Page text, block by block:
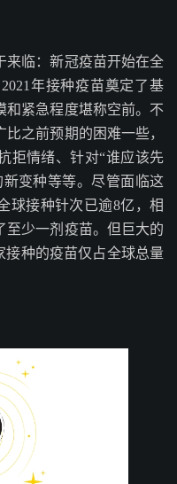
来临：新冠疫苗开始在全
年接种疫苗奠定了基
和紧急程度堪称空前。不
之前预期的困难一些，
拒情绪、针对“谁应该先
变种等等。尽管面临这
球接种针次已逾8亿，相
至少一剂疫苗。但巨大的
接种的疫苗仅占全球总量